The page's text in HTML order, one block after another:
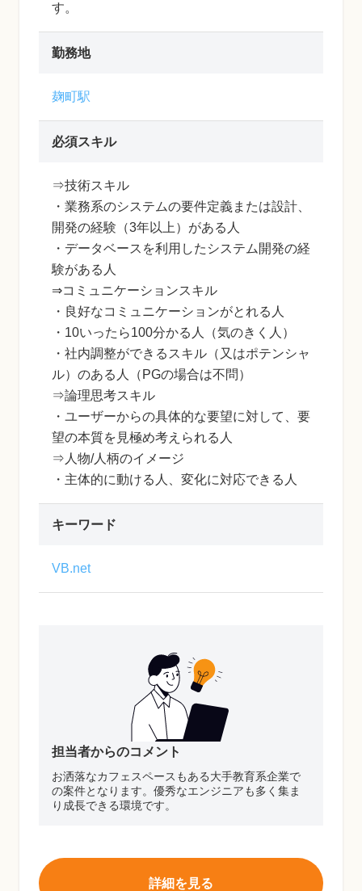
す。
勤務地
麹町駅
必須スキル
⇒技術スキル
・業務系のシステムの要件定義または設計、
開発の経験（3年以上）がある人
・データベースを利用したシステム開発の経
験がある人
⇒コミュニケーションスキル
・良好なコミュニケーションがとれる人
・10いったら100分かる人（気のきく人）
・社内調整ができるスキル（又はポテンシャ
ル）のある人（PGの場合は不問）
⇒論理思考スキル
・ユーザーからの具体的な要望に対して、要
望の本質を見極め考えられる人
⇒人物/人柄のイメージ
・主体的に動ける人、変化に対応できる人
キーワード
VB.net
担当者からのコメント
お洒落なカフェスペースもある大手教育系企業で
の案件となります。優秀なエンジニアも多く集ま
り成長できる環境です。
詳細を見る